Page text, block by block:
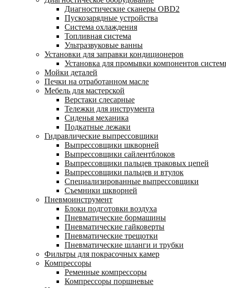
Диагностические сканеры OBD2
Пускозарядные устройства
Система охлаждения
Топливная система
Ультразвуковые ванны
Установки для заправки кондиционеров
Установка для промывки компонентов
Мойки деталей
Печки на отработанном масле
Мебель для мастерской
Верстаки слесарные
Тележки для инструмента
Сиденья механика
Подкатные лежаки
Гидравлические выпрессовщики
Выпрессовщики шкворней
Выпрессовщики сайлентблоков
Выпрессовщики пальцев траковых цепей
Выпрессовщики пальцев и втулок
Специализированные выпрессовщики
Cъемники шкворней
Пневмоинструмент
Блоки подготовки воздуха
Пневматические бормашины
Пневматические гайковерты
Пневматические трещотки
Пневматические шланги и трубки
Фильтры для покрасочных камер
Компрессоры
Ременные компрессоры
Компрессоры поршневые